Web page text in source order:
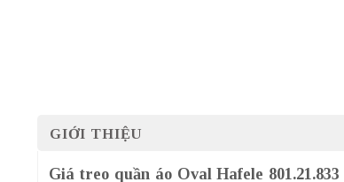
GIỚI THIỆU
Giá treo quần áo Oval Hafele 801.21.833